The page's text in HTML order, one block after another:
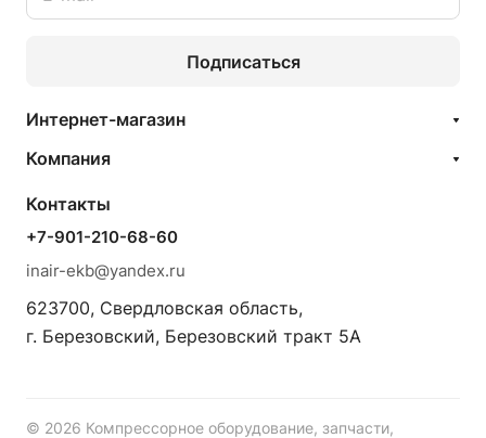
Подписаться
Интернет-магазин
Компания
Контакты
+7-901-210-68-60
inair-ekb@yandex.ru
623700, Свердловская область,
г. Березовский, Березовский тракт 5А
© 2026 Компрессорное оборудование, запчасти,